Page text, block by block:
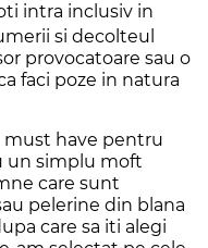
intra inclusiv in
si decolteul
provocatoare sau o
faci poze in natura
have pentru
un simplu moft
care sunt
pelerine din blana
care sa iti alegi